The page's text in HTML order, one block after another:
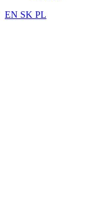
EN SK PL